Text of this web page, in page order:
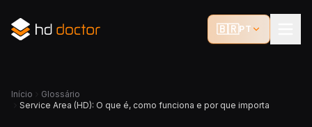
🇧🇷 PT
Início
Glossário
Service Area (HD): O que é, como funciona e por que importa